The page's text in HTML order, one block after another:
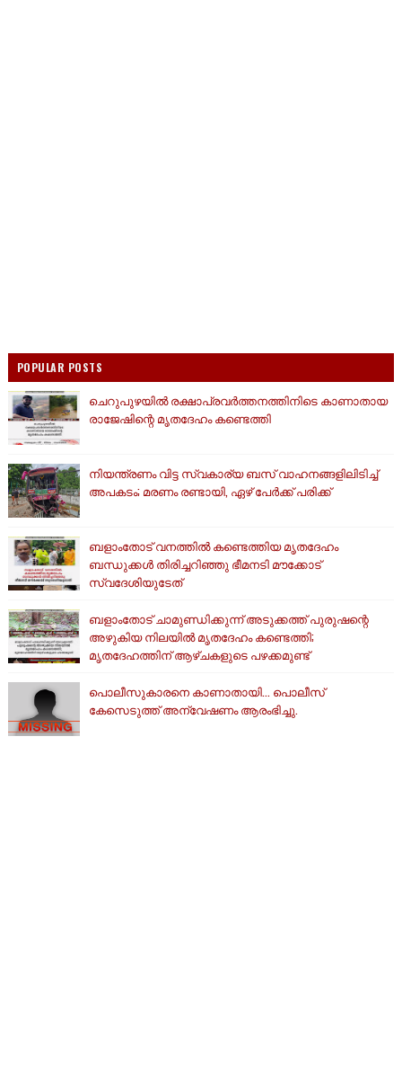
POPULAR POSTS
ചെറുപുഴയിൽ രക്ഷാപ്രവർത്തനത്തിനിടെ കാണാതായ
രാജേഷിന്റെ മൃതദേഹം കണ്ടെത്തി
നിയന്ത്രണം വിട്ട സ്വകാര്യ ബസ് വാഹനങ്ങളിലിടിച്ച്
അപകടം; മരണം രണ്ടായി, ഏഴ് പേർക്ക് പരിക്ക്
ബളാംതോട് വനത്തിൽ കണ്ടെത്തിയ മൃതദേഹം
ബന്ധുക്കൾ തിരിച്ചറിഞ്ഞു ഭീമനടി മൗക്കോട്
സ്വദേശിയുടേത്
ബളാംതോട് ചാമുണ്ഡിക്കുന്ന് അടുക്കത്ത് പുരുഷന്റെ
അഴുകിയ നിലയില്‍ മൃതദേഹം കണ്ടെത്തി;
മൃതദേഹത്തിന് ആഴ്ചകളുടെ പഴക്കമുണ്ട്
പൊലീസുകാരനെ കാണാതായി... പൊലീസ്
കേസെടുത്ത് അന്വേഷണം ആരംഭിച്ചു.